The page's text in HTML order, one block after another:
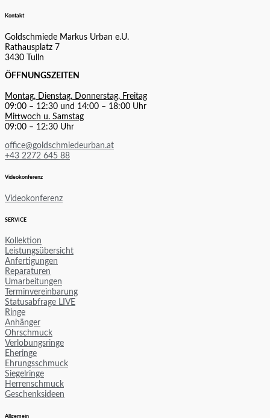
Kontakt
Goldschmiede Markus Urban e.U.
Rathausplatz 7
3430 Tulln
ÖFFNUNGSZEITEN
Montag, Dienstag, Donnerstag, Freitag
09:00 – 12:30 und 14:00 – 18:00 Uhr
Mittwoch u. Samstag
09:00 – 12:30 Uhr
office@goldschmiedeurban.at
+43 2272 645 88
Videokonferenz
Videokonferenz
SERVICE
Kollektion
Leistungsübersicht
Anfertigungen
Reparaturen
Umarbeitungen
Terminvereinbarung
Statusabfrage LIVE
Ringe
Anhänger
Ohrschmuck
Verlobungsringe
Eheringe
Ehrungsschmuck
Siegelringe
Herrenschmuck
Geschenksideen
Allgemein